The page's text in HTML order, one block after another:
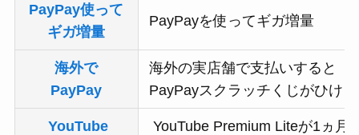
PayPay使って
ギガ増量
PayPayを使ってギガ増量
海外で
PayPay
海外の実店舗で支払いすると
PayPayスクラッチくじがひける
YouTube
YouTube Premium Liteが1ヵ月